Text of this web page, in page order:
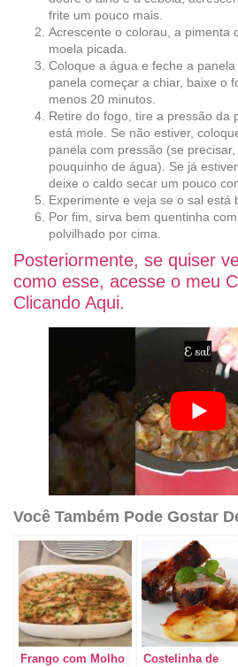
frite um pouco mais.
Acrescente o colorau, a pimenta
moela picada.
Coloque a água e feche a
panela começar a chiar, baixe o
menos 20 minutos.
Retire do fogo, tire a pressão da
está mole. Se não estiver,
panela com pressão (se
pouquinho de água). Se já
deixe o caldo secar um pouco
Experimente e veja se o sal está
Por fim, sirva bem quentinha
polvilhado por cima.
Posteriormente, se quiser
como esse, acesse o meu
Clicando Aqui.
Você Também Pode Gostar
Frango com Molho
Costelinha de